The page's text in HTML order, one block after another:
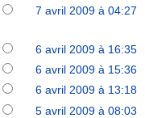
7 avril 2009 à 04:27
6 avril 2009 à 16:35
6 avril 2009 à 15:36
6 avril 2009 à 13:18
5 avril 2009 à 08:03